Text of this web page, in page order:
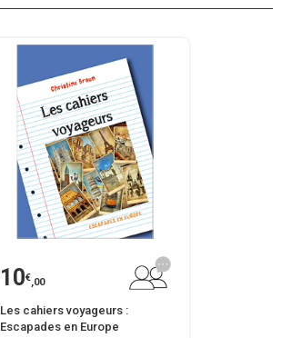
10€,00
Les cahiers voyageurs :
Escapades en Europe